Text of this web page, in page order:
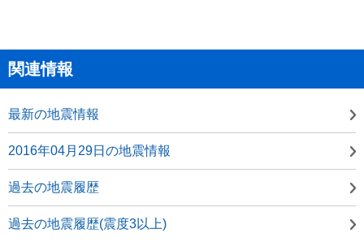
関連情報
最新の地震情報
2016年04月29日の地震情報
過去の地震履歴
過去の地震履歴(震度3以上)